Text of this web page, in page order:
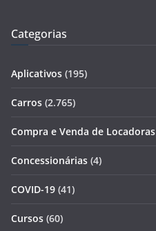
Categorias
Aplicativos (195)
Carros (2.765)
Compra e Venda de Locadoras
Concessionárias (4)
COVID-19 (41)
Cursos (60)